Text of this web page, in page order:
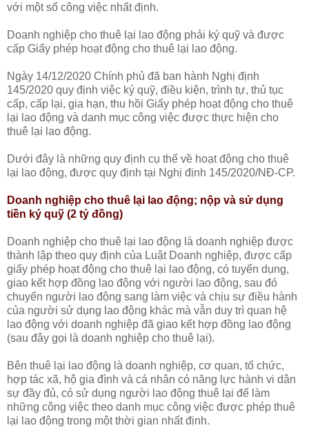
với một số công việc nhất định.
Doanh nghiệp cho thuê lại lao động phải ký quỹ và được
cấp Giấy phép hoạt động cho thuê lại lao động.
Ngày 14/12/2020 Chính phủ đã ban hành Nghị định
145/2020 quy định việc ký quỹ, điều kiện, trình tự, thủ tục
cấp, cấp lại, gia hạn, thu hồi Giấy phép hoạt động cho thuê
lại lao động và danh mục công việc được thực hiện cho
thuê lại lao động.
Dưới đây là những quy định cụ thể về hoạt động cho thuê
lại lao động, được quy định tại Nghị định 145/2020/NĐ-CP.
Doanh nghiệp cho thuê lại lao động; nộp và sử dụng
tiền ký quỹ (2 tỷ đồng)
Doanh nghiệp cho thuê lại lao động là doanh nghiệp được
thành lập theo quy định của Luật Doanh nghiệp, được cấp
giấy phép hoạt động cho thuê lại lao động, có tuyển dụng,
giao kết hợp đồng lao động với người lao động, sau đó
chuyển người lao động sang làm việc và chịu sự điều hành
của người sử dụng lao động khác mà vẫn duy trì quan hệ
lao động với doanh nghiệp đã giao kết hợp đồng lao động
(sau đây gọi là doanh nghiệp cho thuê lại).
Bên thuê lại lao động là doanh nghiệp, cơ quan, tổ chức,
hợp tác xã, hộ gia đình và cá nhân có năng lực hành vi dân
sự đầy đủ, có sử dụng người lao động thuê lại để làm
những công việc theo danh mục công việc được phép thuê
lại lao động trong một thời gian nhất định.